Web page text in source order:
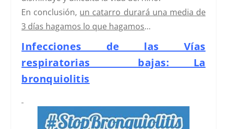
En conclusión, un catarro durará una media de
3 días hagamos lo que hagamos…
Infecciones de las Vías
respiratorias bajas: La
bronquiolitis